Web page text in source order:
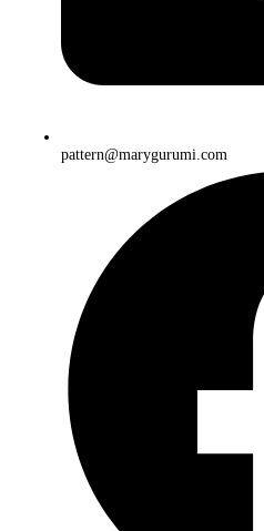
pattern@marygurumi.com